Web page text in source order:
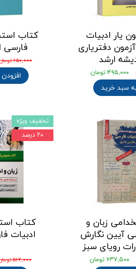
یار ادبیات
دفتریاری
ارشد
۴۹۵,۰۰۰ تومان
سبد خرید
کتاب
فارسی
۶۵۰,۰۰۰ تومان
زبان و
آیین نگارش
رویای سبز
۶۳۷,۵۰۰ تومان
کتاب
ادبیات
۵۶۲,۰۰۰ تومان
تخفیف ویژه
۲۰ درصد